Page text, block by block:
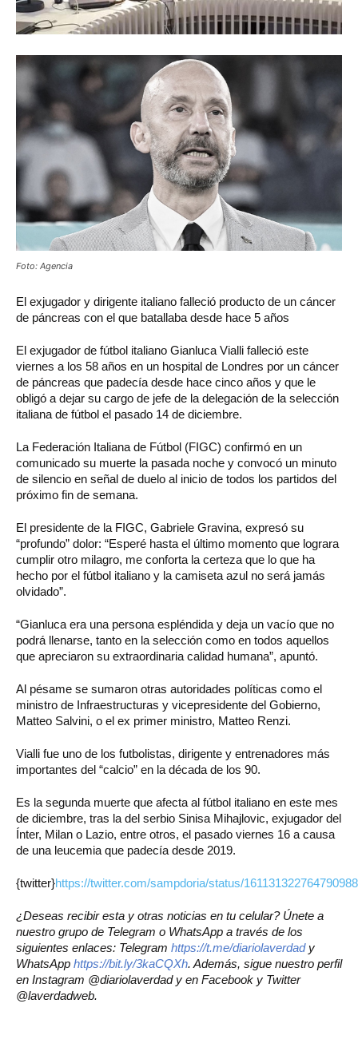
Foto: Agencia
El exjugador y dirigente italiano falleció producto de un cáncer
de páncreas con el que batallaba desde hace 5 años
El exjugador de fútbol italiano Gianluca Vialli falleció este
viernes a los 58 años en un hospital de Londres por un cáncer
de páncreas que padecía desde hace cinco años y que le
obligó a dejar su cargo de jefe de la delegación de la selección
italiana de fútbol el pasado 14 de diciembre.
La Federación Italiana de Fútbol (FIGC) confirmó en un
comunicado su muerte la pasada noche y convocó un minuto
de silencio en señal de duelo al inicio de todos los partidos del
próximo fin de semana.
El presidente de la FIGC, Gabriele Gravina, expresó su
“profundo” dolor: “Esperé hasta el último momento que lograra
cumplir otro milagro, me conforta la certeza que lo que ha
hecho por el fútbol italiano y la camiseta azul no será jamás
olvidado”.
“Gianluca era una persona espléndida y deja un vacío que no
podrá llenarse, tanto en la selección como en todos aquellos
que apreciaron su extraordinaria calidad humana”, apuntó.
Al pésame se sumaron otras autoridades políticas como el
ministro de Infraestructuras y vicepresidente del Gobierno,
Matteo Salvini, o el ex primer ministro, Matteo Renzi.
Vialli fue uno de los futbolistas, dirigente y entrenadores más
importantes del “calcio” en la década de los 90.
Es la segunda muerte que afecta al fútbol italiano en este mes
de diciembre, tras la del serbio Sinisa Mihajlovic, exjugador del
Ínter, Milan o Lazio, entre otros, el pasado viernes 16 a causa
de una leucemia que padecía desde 2019.
{twitter}https://twitter.com/sampdoria/status/
¿Deseas recibir esta y otras noticias en tu celular? Únete a
nuestro grupo de Telegram o WhatsApp a través de los
siguientes enlaces: Telegram https://t.me/diariolaverdady
WhatsApp https://bit.ly/3kaCQXh. Además, sigue nuestro perfil
en Instagram @diariolaverdad y en Facebook y Twitter
@laverdadweb.